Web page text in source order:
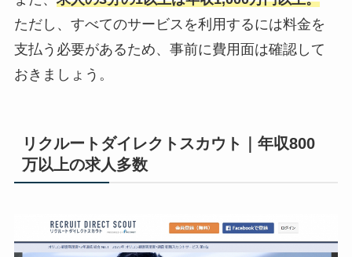
ただし、すべてのサービスを利用するには料金を
支払う必要があるため、事前に費用面は確認して
おきましょう。
リクルートダイレクトスカウト｜年収800
万以上の求人多数